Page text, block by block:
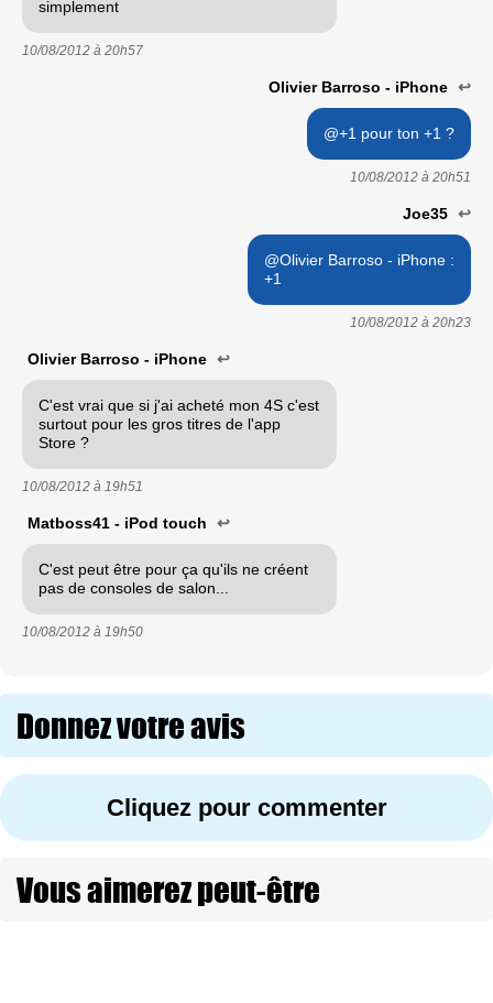
simplement
10/08/2012 à 20h57
Olivier Barroso - iPhone ↩
@+1 pour ton +1 ?
10/08/2012 à 20h51
Joe35 ↩
@Olivier Barroso - iPhone :
+1
10/08/2012 à 20h23
Olivier Barroso - iPhone ↩
C'est vrai que si j'ai acheté mon 4S c'est
surtout pour les gros titres de l'app
Store ?
10/08/2012 à 19h51
Matboss41 - iPod touch ↩
C'est peut être pour ça qu'ils ne créent
pas de consoles de salon...
10/08/2012 à 19h50
Donnez votre avis
Cliquez pour commenter
Vous aimerez peut-être